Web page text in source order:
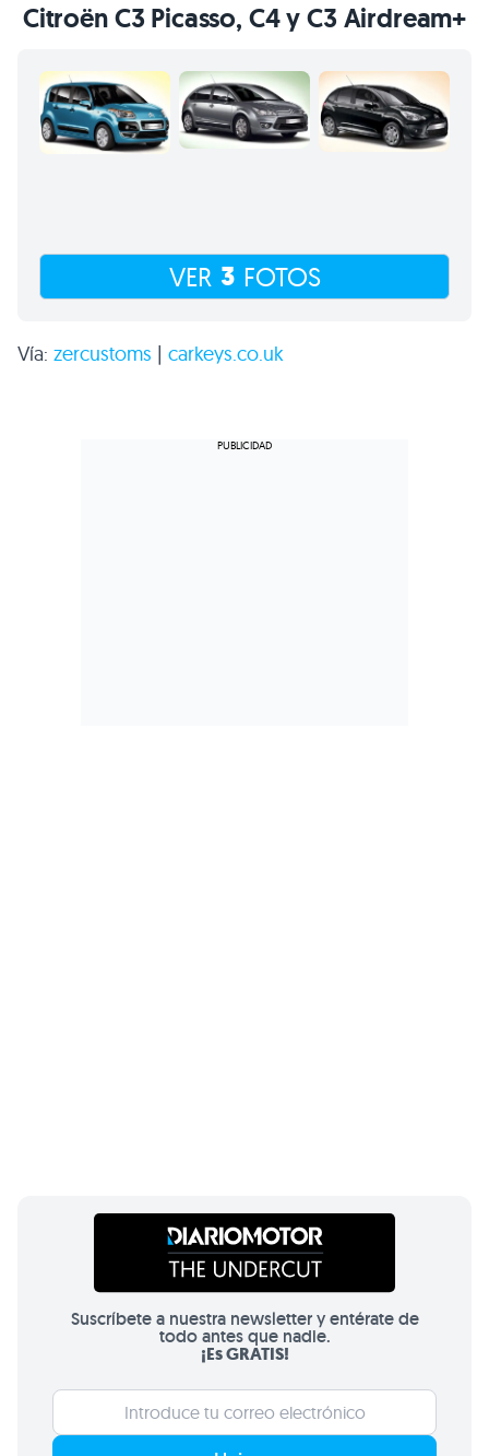
CitroënC3 Picasso, C4 yC3 Airdream+
VER 3 FOTOS
Vía: zercustoms | carkeys.co.uk
Suscríbete a nuestra newsletter y entérate de
todo antes que nadie.
¡Es GRATIS!